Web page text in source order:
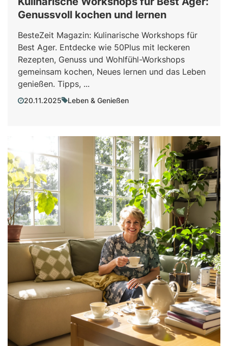
Genussvoll kochen und lernen
BesteZeit Magazin: Kulinarische Workshops für
Best Ager. Entdecke wie 50Plus mit leckeren
Rezepten, Genuss und Wohlfühl-Workshops
gemeinsam kochen, Neues lernen und das Leben
genießen. Tipps, ...
20.11.2025 Leben & Genießen